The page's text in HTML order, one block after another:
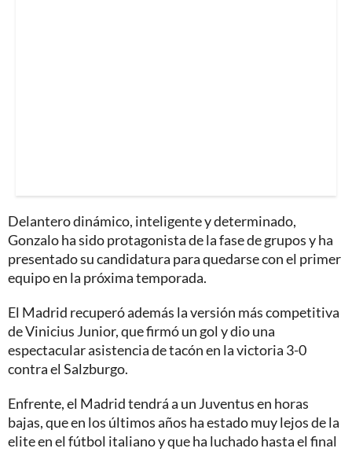
Delantero dinámico, inteligente y determinado,
Gonzalo ha sido protagonista de la fase de grupos y ha
presentado su candidatura para quedarse con el primer
equipo en la próxima temporada.
El Madrid recuperó además la versión más competitiva
de Vinicius Junior, que firmó un gol y dio una
espectacular asistencia de tacón en la victoria 3-0
contra el Salzburgo.
Enfrente, el Madrid tendrá a un Juventus en horas
bajas, que en los últimos años ha estado muy lejos de la
elite en el fútbol italiano y que ha luchado hasta el final